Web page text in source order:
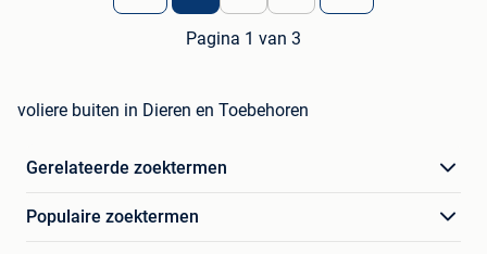
Pagina 1 van 3
voliere buiten in Dieren en Toebehoren
Gerelateerde zoektermen
Populaire zoektermen